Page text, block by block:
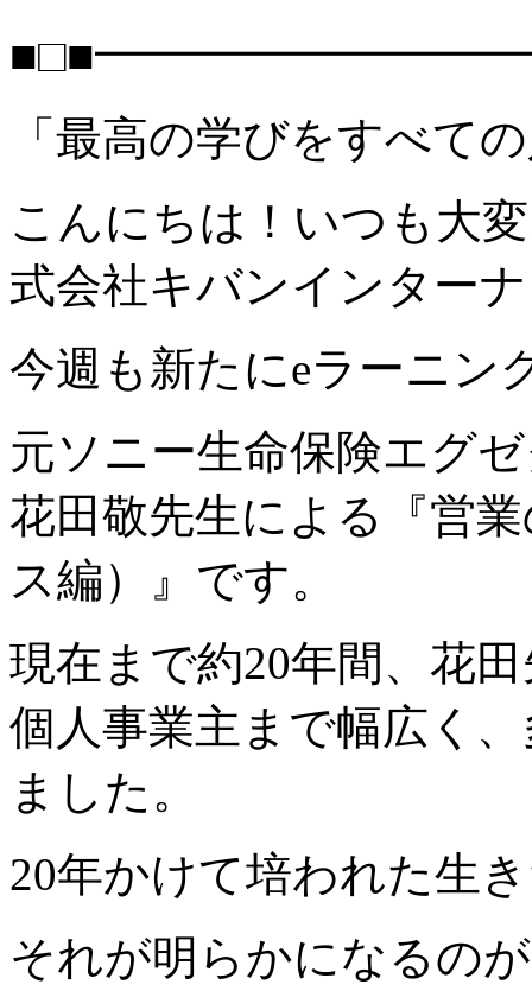
「最高の学びをすべて
こんにちは！いつも大
式会社キバンインター
今週も新たにeラーニン
元ソニー生命保険エグ
花田敬先生による『営
ス編）』です。
現在まで約20年間、花
個人事業主まで幅広く
ました。
20年かけて培われた生
それが明らかになるの